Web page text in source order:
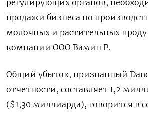
регулирующих органов,
продажи бизнеса по
молочных и растительных
компании ООО Вамин Р.
Общий убыток, признанный
отчетности, составляет 1,2
($1,30 миллиарда), говорится в